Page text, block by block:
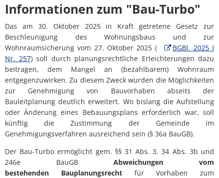
Gesetz
zur
Beschleunigung
des
Wohnungsbaus
und
zur
Wohnraumsicherung
("Bau-
Turbo")
Informationen zum "Bau-Turbo"
Das am 30. Oktober 2025 in Kraft getretene Gesetz zur
Beschleunigung des Wohnungsbaus und zur
Wohnraumsicherung vom 27. Oktober 2025 (
BGBl. 2025 I
Nr. 257) soll durch planungsrechtliche Erleichterungen dazu
beitragen, dem Mangel an (bezahlbarem) Wohnraum
entgegenzuwirken. Zu diesem Zweck wurden die Möglichkeiten
zur Genehmigung von Bauvorhaben abseits der
Bauleitplanung deutlich erweitert. Wo bislang die Aufstellung
oder Änderung eines Bebauungsplans erforderlich war, soll
künftig die Zustimmung der Gemeinde im
Genehmigungsverfahren ausreichend sein (§ 36a BauGB).
Der Bau-Turbo ermöglicht gem. §§ 31 Abs. 3, 34 Abs. 3b und
246e BauGBAbweichungen vom
bestehenden
Bauplanungsrechtfür Vorhaben zum